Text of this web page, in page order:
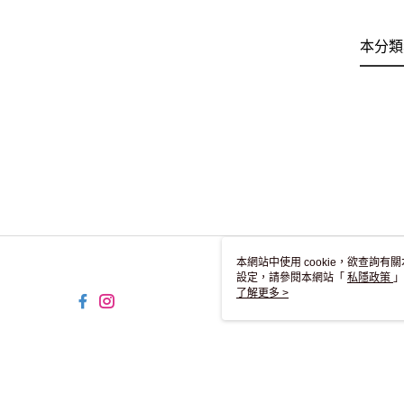
本分
本網站中使用 cookie，欲查詢有
設定，請參閱本網站「 私隱政策
用 cookie。
了解更多 >